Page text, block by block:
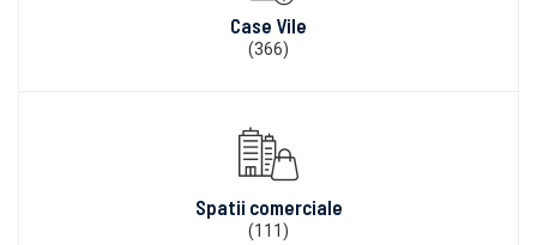
Case Vile
(366)
Spatii comerciale
(111)